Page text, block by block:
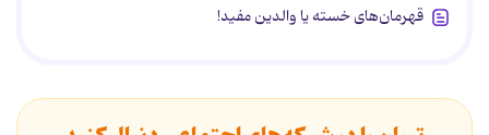
قهرمان‌های خسته یا والدین مفید!